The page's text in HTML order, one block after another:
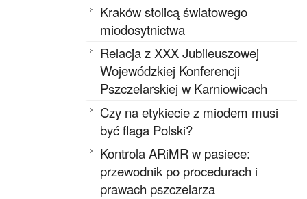
Kraków stolicą światowego
miodosytnictwa
Relacja z XXX Jubileuszowej
Wojewódzkiej Konferencji
Pszczelarskiej w Karniowicach
Czy na etykiecie z miodem musi
być flaga Polski?
Kontrola ARiMR w pasiece:
przewodnik po procedurach i
prawach pszczelarza